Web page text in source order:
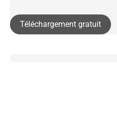
Téléchargement gratuit